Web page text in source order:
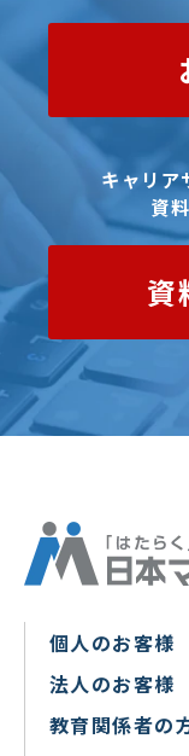
キャリア
資
資
個人のお客様
法人のお客様
教育関係者の